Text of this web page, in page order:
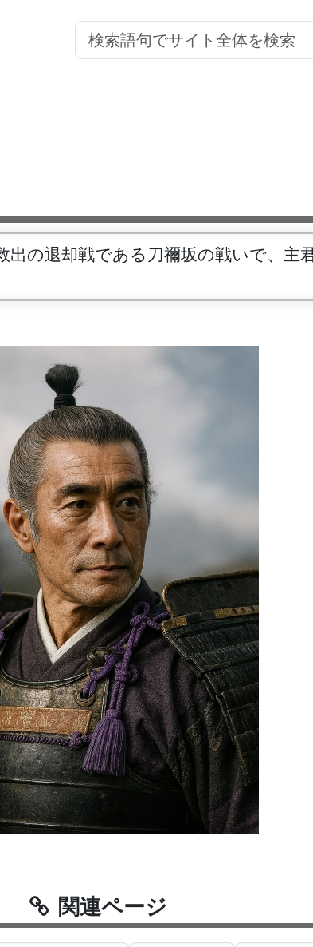
出の退却戦である刀禰坂の戦いで、主
関連ページ